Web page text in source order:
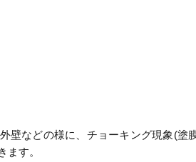
壁などの様に、チョーキング現象(塗
す。